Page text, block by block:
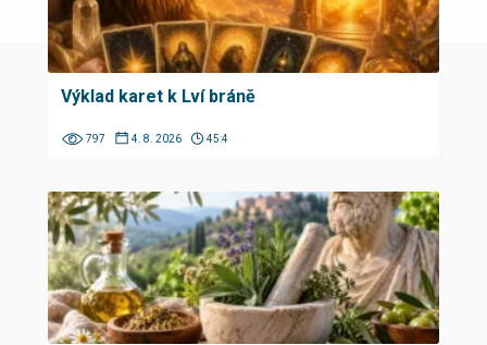
Výklad karet k Lví bráně
797 4. 8. 2026 45:4